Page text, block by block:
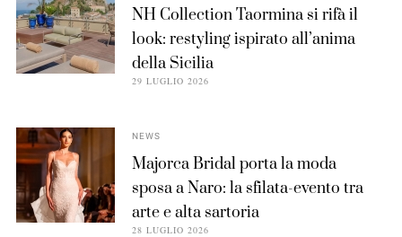
NH Collection Taormina si rifà il
look: restyling ispirato all’anima
della Sicilia
29 LUGLIO 2026
NEWS
Majorca Bridal porta la moda
sposa a Naro: la sfilata-evento tra
arte e alta sartoria
28 LUGLIO 2026